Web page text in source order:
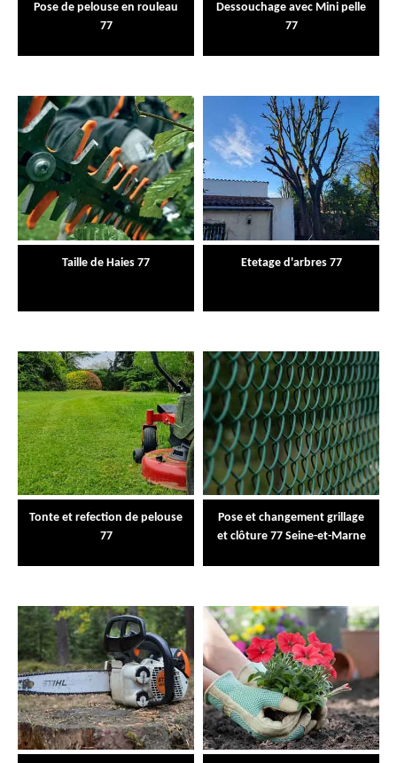
Pose de pelouse en rouleau
77
Dessouchage avec Mini pelle
77
Taille de Haies 77 Etetage d'arbres 77
Tonte et refection de pelouse
77
Pose et changement grillage
et clôture 77 Seine-et-Marne